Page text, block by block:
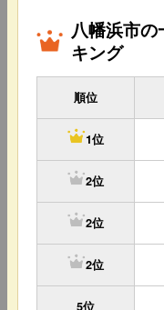
八幡浜市
キング
順位
1位
2位
2位
2位
5位